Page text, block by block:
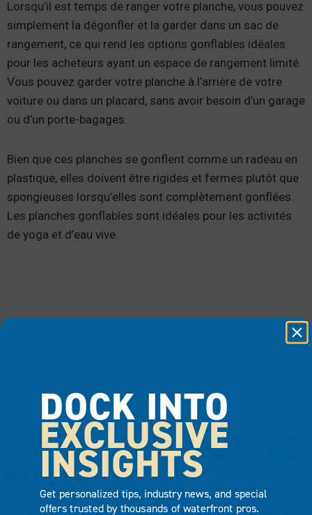
Lorsqu’il est temps de ranger votre planche, vous pouvez
simplement la dégonfler et la garder dans un sac de
rangement, ce qui rend les options gonflables idéales
pour les acheteurs ayant un espace de rangement limité.
Vous pouvez garder votre planche à l’arrière de votre
voiture ou dans un placard, sans avoir besoin d’un garage
ou d’un porte-bagages.
Bien que ces planches se gonflent comme un radeau en
plastique, elles doivent être rigides et fermes plutôt que
spongieuses lorsqu’elles sont complètement gonflées.
Les planches gonflables sont idéales pour les activités
de yoga et d’eau vive.
VOLUME ET CAPACITÉ DE
POIDS
Lorsque vous magasinez une nouvelle planche à pagaie,
DOCK INTO
EXCLUSIVE
INSIGHTS
Get personalized tips, industry news, and special
offers trusted by thousands of waterfront pros.